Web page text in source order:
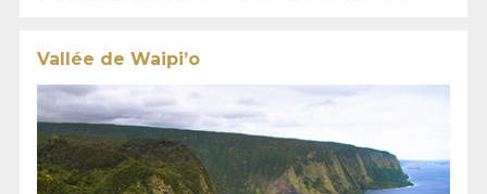
Vallée de Waipi’o